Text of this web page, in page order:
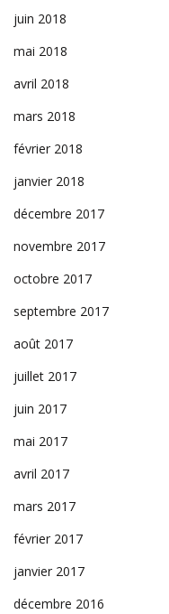
juin 2018
mai 2018
avril 2018
mars 2018
février 2018
janvier 2018
décembre 2017
novembre 2017
octobre 2017
septembre 2017
août 2017
juillet 2017
juin 2017
mai 2017
avril 2017
mars 2017
février 2017
janvier 2017
décembre 2016